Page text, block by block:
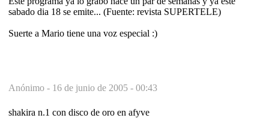
sabado dia 18 se emite... (Fuente: revista SUPERTELE)
Suerte a Mario tiene una voz especial :)
Anónimo - 16 de junio de 2005 - 00:43
shakira n.1 con disco de oro en afyve